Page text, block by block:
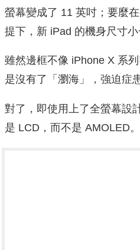
螢幕變成了 11 英吋；要麼
提下，新 iPad 的機身尺寸小
雖然邊框不像 iPhone X 系
是沒有了「瀏海」，強迫症
對了，即使用上了全螢幕設
是 LCD，而不是 AMOLED。